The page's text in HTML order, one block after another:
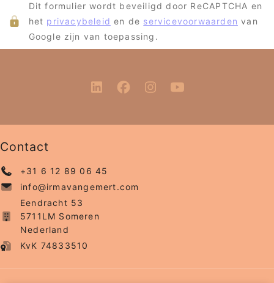
Dit formulier wordt beveiligd door ReCAPTCHA en
het privacybeleid en de servicevoorwaarden van
Google zijn van toepassing.
Contact
+31 6 12 89 06 45
info@irmavangemert.com
Eendracht 53
5711LM Someren
Nederland
KvK 74833510